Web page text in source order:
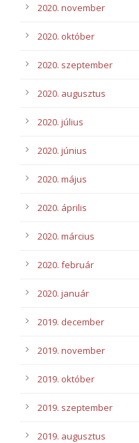
2020. november
2020. október
2020. szeptember
2020. augusztus
2020. július
2020. június
2020. május
2020. április
2020. március
2020. február
2020. január
2019. december
2019. november
2019. október
2019. szeptember
2019. augusztus